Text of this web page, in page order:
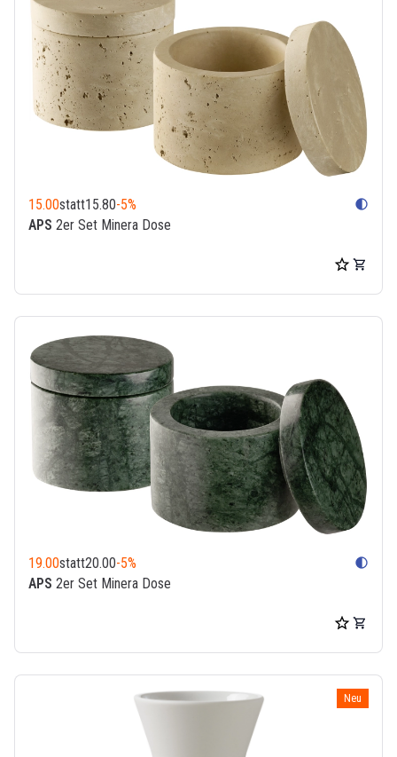
statt15.80
15.00 -5% contrast
APS 2er Set Minera Dose
statt20.00
19.00 -5% contrast
APS 2er Set Minera Dose
Neu